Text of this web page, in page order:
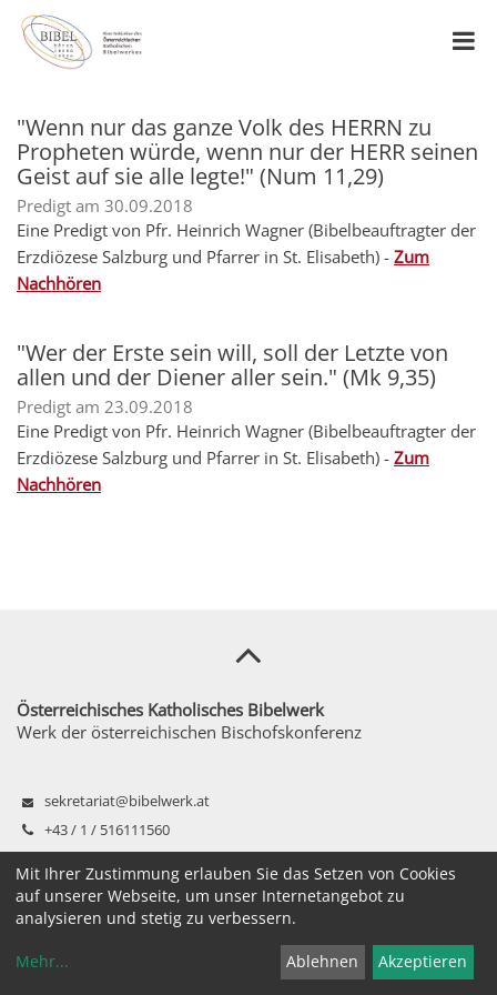
"Wenn nur das ganze Volk des HERRN zu
Propheten würde, wenn nur der HERR seinen
Geist auf sie alle legte!" (Num 11,29)
Predigt am 30.09.2018
Eine Predigt von Pfr. Heinrich Wagner (Bibelbeauftragter der
Erzdiözese Salzburg und Pfarrer in St. Elisabeth) - Zum
Nachhören
"Wer der Erste sein will, soll der Letzte von
allen und der Diener aller sein." (Mk 9,35)
Predigt am 23.09.2018
Eine Predigt von Pfr. Heinrich Wagner (Bibelbeauftragter der
Erzdiözese Salzburg und Pfarrer in St. Elisabeth) - Zum
Nachhören
Österreichisches Katholisches Bibelwerk
Werk der österreichischen Bischofskonferenz
sekretariat@bibelwerk.at
+43 / 1 / 516111560
Bräunerstraße 3/1. Stock, 1010 Wien
Mit Ihrer Zustimmung erlauben Sie das Setzen von Cookies
auf unserer Webseite, um unser Internetangebot zu
analysieren und stetig zu verbessern.
Mehr... Ablehnen Akzeptieren